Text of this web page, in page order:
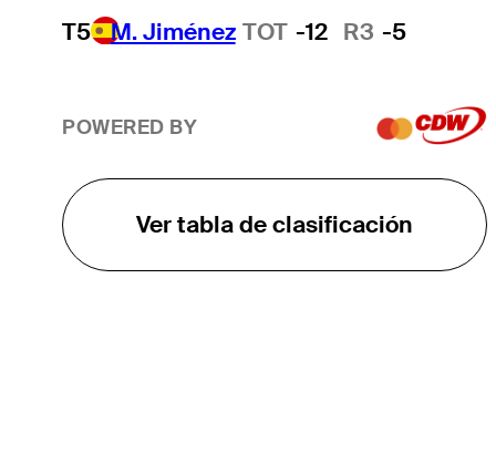
T5 M. Jiménez TOT -12 R3 -5
POWERED BY
Ver tabla de clasificación